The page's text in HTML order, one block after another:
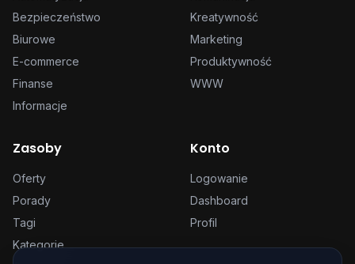
Bezpieczeństwo
Biurowe
E-commerce
Finanse
Informacje
Kreatywność
Marketing
Produktywność
WWW
Zasoby
Oferty
Porady
Tagi
Kategorie
Konto
Logowanie
Dashboard
Profil